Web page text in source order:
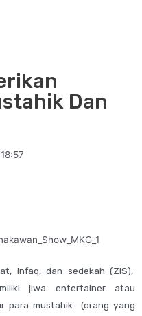
Dan
18:57
infaq, dan sedekah (ZIS),
jiwa entertainer atau
para mustahik (orang yang